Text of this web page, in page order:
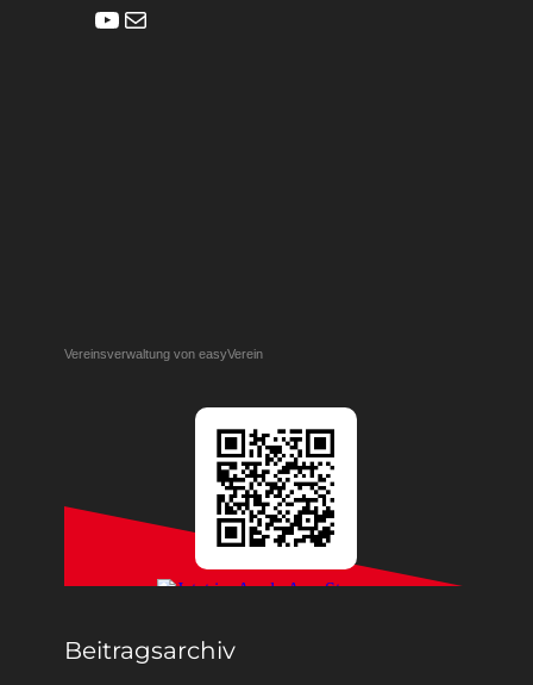
YouTube
E-Mail
Vereinsverwaltung von easyVerein
Beitragsarchiv